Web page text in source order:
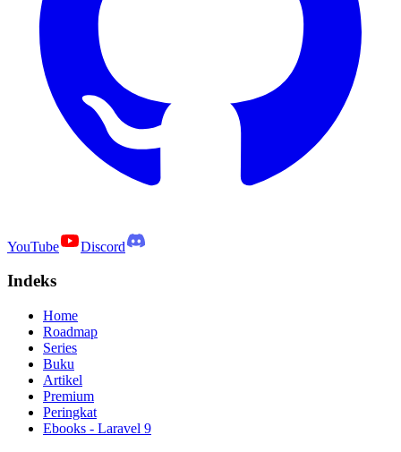
YouTube Discord
Indeks
Home
Roadmap
Series
Buku
Artikel
Premium
Peringkat
Ebooks - Laravel 9